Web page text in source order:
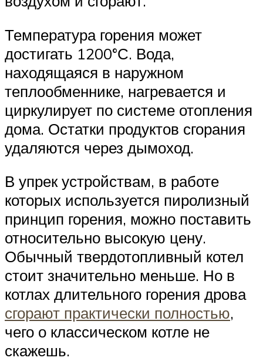
Температура горения может
достигать 1200°С. Вода,
находящаяся в наружном
теплообменнике, нагревается и
циркулирует по системе отопления
дома. Остатки продуктов сгорания
удаляются через дымоход.
В упрек устройствам, в работе
которых используется пиролизный
принцип горения, можно поставить
относительно высокую цену.
Обычный твердотопливный котел
стоит значительно меньше. Но в
котлах длительного горения дрова
сгорают практически полностью,
чего о классическом котле не
скажешь.